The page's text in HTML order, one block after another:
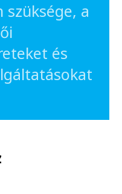
szüksége, a
és